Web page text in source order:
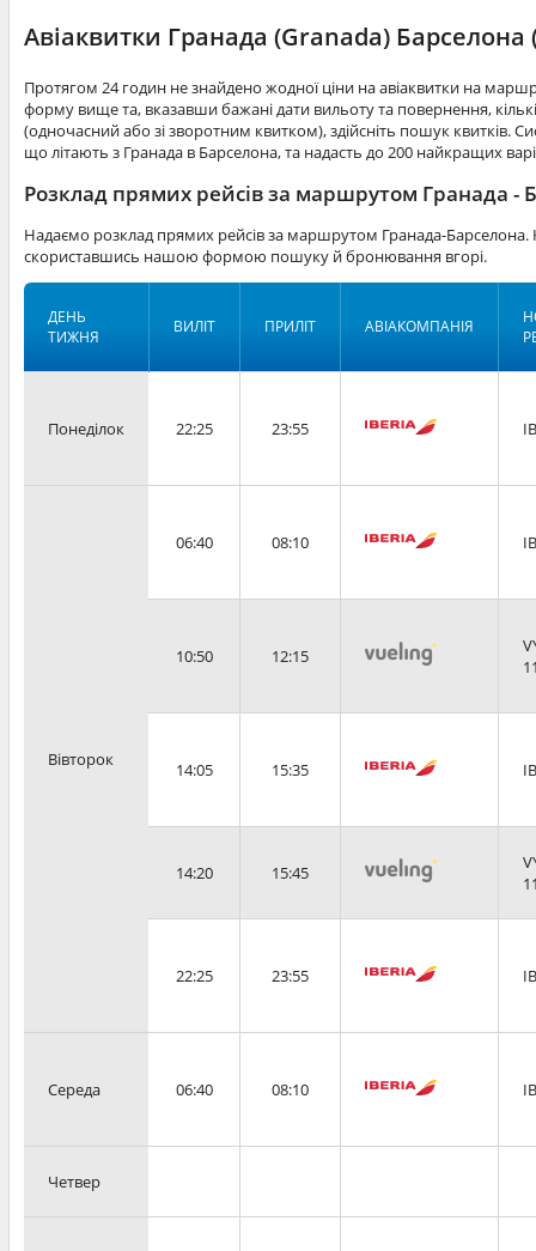
Авіаквитки Гранада (Granada) Барселона
Протягом 24 годин не знайдено жодної ціни на авіаквитки на
форму вище та, вказавши бажані дати вильоту та повернення,
(одночасний або зі зворотним квитком), здійсніть пошук квитків.
що літають з Гранада в Барселона, та надасть до 200 найкращих
Розклад прямих рейсів за маршрутом Гранада -
Надаємо розклад прямих рейсів за маршрутом Гранада-
скориставшись нашою формою пошуку й бронювання вгорі.
ДЕНЬ
ТИЖНЯ
ВИЛІТ ПРИЛІТ АВІАКОМПАНІЯ
Понеділок 22:25 23:55
Вівторок
06:40 08:10
10:50 12:15
14:05 15:35
14:20 15:45
22:25 23:55
Середа 06:40 08:10
Четвер